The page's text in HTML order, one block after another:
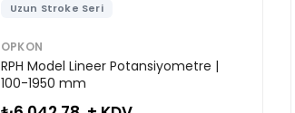
Uzun Stroke Seri
OPKON
RPH Model Lineer Potansiyometre |
100-1950 mm